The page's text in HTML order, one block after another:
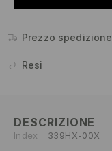
Prezzo spedizione
Resi
DESCRIZIONE
Index 339HX-00X